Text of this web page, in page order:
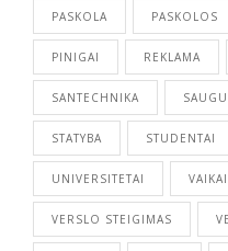
PASKOLA PASKOLOS
PINIGAI REKLAMA
SANTECHNIKA
STATYBA STUDENTAI
UNIVERSITETAI VAIKAI
VERSLO STEIGIMAS